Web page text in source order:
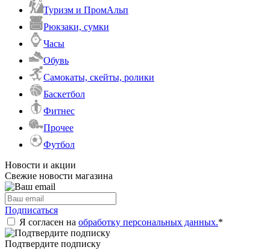
Туризм и ПромАльп
Рюкзаки, сумки
Часы
Обувь
Самокаты, скейты, ролики
Баскетбол
Фитнес
Прочее
Футбол
Новости и акции
Свежие новости магазина
Подписаться
Я согласен на обработку персональных данных.*
Подтвердите подписку